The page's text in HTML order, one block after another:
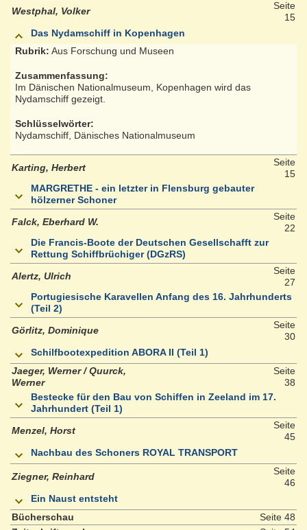
Westphal, Volker
Seite
15
Das Nydamschiff in Kopenhagen
Rubrik: Aus Forschung und Museen
Zusammenfassung:
Im Dänischen Nationalmuseum, Kopenhagen wird das
Nydamschiff gezeigt.
Schlüsselwörter:
Nydamschiff, Dänisches Nationalmuseum
Karting, Herbert
Seite
15
MARGRETHE - ein letzter in Flensburg gebauter
hölzerner Schoner
Falck, Eberhard W.
Seite
22
Die Francis-Boote der Deutschen Gesellschafft zur
Rettung Schiffbrüchiger (DGzRS)
Alertz, Ulrich
Seite
27
Portugiesische Karavellen Anfang des 16. Jahrhunderts
(Teil 2)
Görlitz, Dominique
Seite
30
Schilfbootexpedition ABORA II (Teil 1)
Jaeger, Werner / Quurck,
Werner
Seite
38
Bestecke für den Bau von Schiffen in Zeeland im 17.
Jahrhundert (Teil 1)
Menzel, Horst
Seite
45
Nachbau des Schoners ROYAL TRANSPORT
Ziegner, Reinhard
Seite
46
Ein Naust entsteht
Bücherschau
Seite 48